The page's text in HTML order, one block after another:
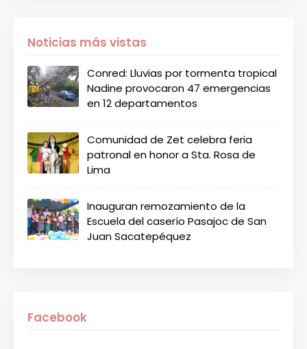
Noticias más vistas
Conred: Lluvias por tormenta tropical
Nadine provocaron 47 emergencias
en 12 departamentos
Comunidad de Zet celebra feria
patronal en honor a Sta. Rosa de
Lima
Inauguran remozamiento de la
Escuela del caserío Pasajoc de San
Juan Sacatepéquez
Facebook